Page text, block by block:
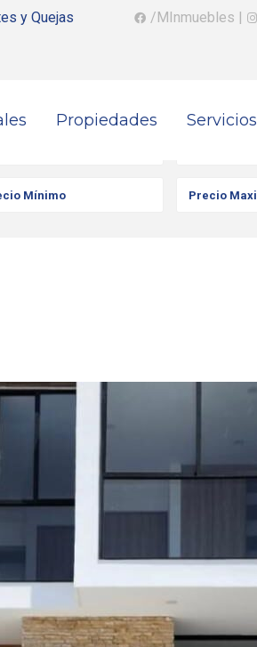
y Quejas /MInmuebles |
Propiedades Servicios